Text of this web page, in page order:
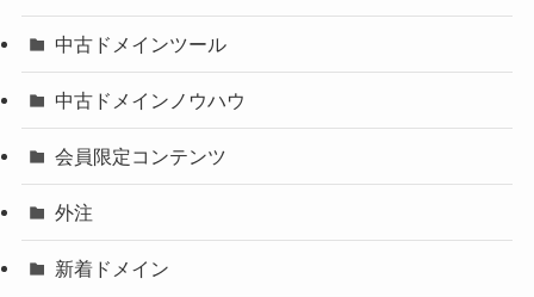
中古ドメインツール
中古ドメインノウハウ
会員限定コンテンツ
外注
新着ドメイン